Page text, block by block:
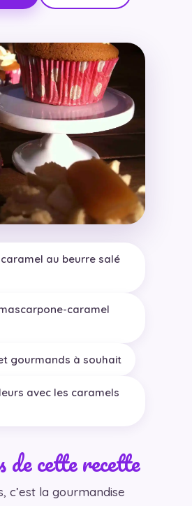
au beurre salé
caramel
gourmands à souhait
avec les caramels
cette recette
c’est la gourmandise